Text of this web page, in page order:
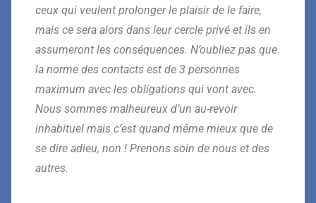
ceux qui veulent prolonger le plaisir de le faire,
mais ce sera alors dans leur cercle privé et ils en
assumeront les conséquences. N’oubliez pas que
la norme des contacts est de 3 personnes
maximum avec les obligations qui vont avec.
Nous sommes malheureux d’un au-revoir
inhabituel mais c’est quand même mieux que de
se dire adieu, non ! Prenons soin de nous et des
autres.